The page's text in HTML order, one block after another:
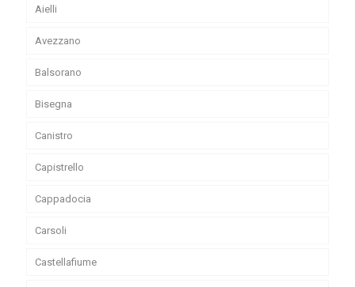
Aielli
Avezzano
Balsorano
Bisegna
Canistro
Capistrello
Cappadocia
Carsoli
Castellafiume